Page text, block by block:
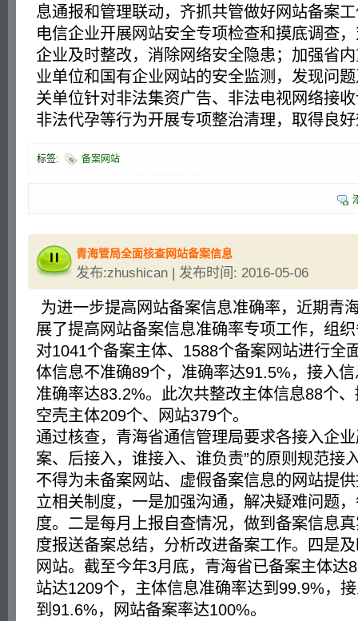
息通报和管理联动，齐抓共管做好网站备案
电信企业开展网站安全专项检查和摸底调查
企业及时整改，消除网络安全隐患；加强省
业单位和国有企业网站的安全监测，发现问
关单位针对非法集资广告、非法电视网络接
非法代孕等行为开展专项整治清理，取得良
标签: 备案网站
青海管局全面核查网站备案信息
发布:zhushican | 发布时间: 2016-05-06
为进一步提高网站备案信息准确率，近期青
展了提高网站备案信息准确率专项工作，组
对1041个备案主体、1588个备案网站进行全
体信息不准确89个，准确率达91.5%，接入
准确率达83.2%。此次共整改主体信息88个
空壳主体209个、网站379个。
通过核查，青海省通信管理局要求各接入企
案、后接入，谁接入、谁负责”的原则规范接
不得为未备案网站、虚假备案信息的网站提
立相关制度，一是加强沟通，解决疑难问题
度。二是每月上报自查情况，做到备案信息
度报送备案总结，分析改进备案工作。四是
网站。截至今年3月底，青海省已备案主体达
站达1209个，主体信息准确率达到99.9%，
到91.6%，网站备案率达100%。